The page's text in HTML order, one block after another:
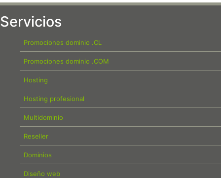
Servicios
Promociones dominio .CL
Promociones dominio .COM
Hosting
Hosting profesional
Multidominio
Reseller
Dominios
Diseño web